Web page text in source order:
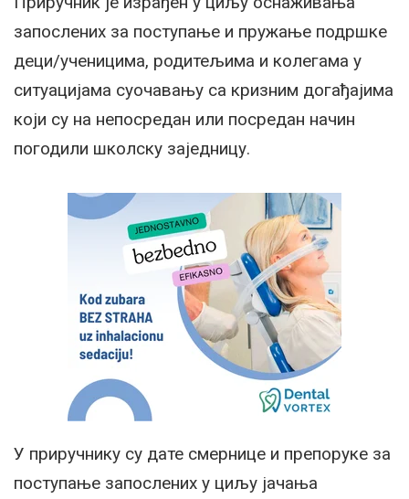
запослених за поступање и пружање подршке
деци/ученицима, родитељима и колегама у
ситуацијама суочавању са кризним догађајима
који су на непосредан или посредан начин
погодили школску заједницу.
У приручнику су дате смернице и препоруке за
поступање запослених у циљу јачања